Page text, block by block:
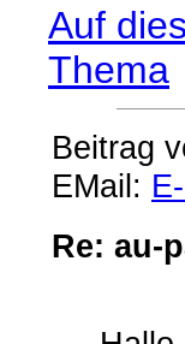
Auf
Thema
Beitrag
EMail:
Re: au-